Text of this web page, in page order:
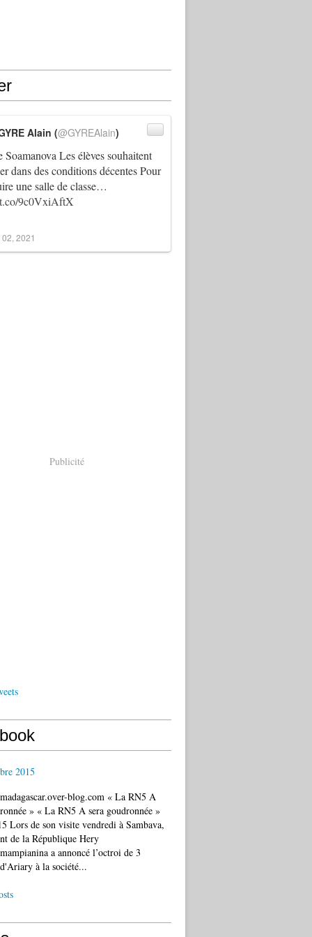
Soamanova Les élèves souhaitent
dans des conditions décentes Pour
une salle de classe…
9c0VxiAftX
Alain (@GYREAlain)
2021
Publicité
2015
blog.com « La RN5 A
» « La RN5 A sera goudronnée »
Lors de son visite vendredi à Sambava,
de la République Hery
a annoncé l’octroi de 3
à la société...